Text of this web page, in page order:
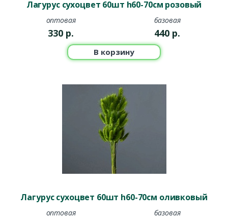
Лагурус сухоцвет 60шт h60-70см розовый
оптовая
330 р.
базовая
440 р.
В корзину
Лагурус сухоцвет 60шт h60-70см оливковый
оптовая базовая